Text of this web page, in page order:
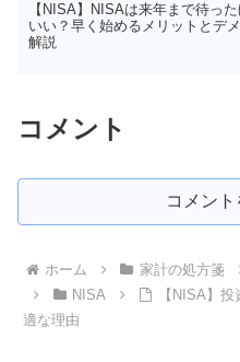
【NISA】NISAは来年まで待っ
いい？早く始めるメリットとデ
解説
コメント
コメン
ホーム 家計の処方箋
NISA
【NISA】
適な理由